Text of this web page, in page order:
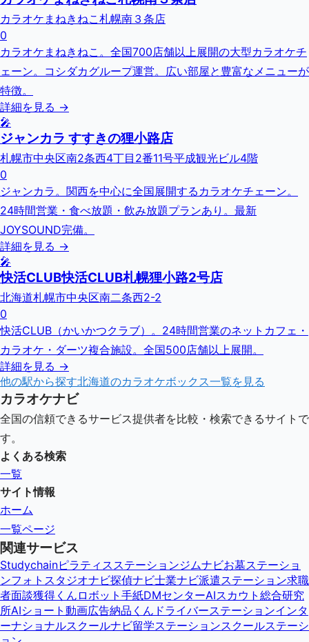
カラオケまねきねこ札幌南３条店
0
カラオケまねきねこ。全国700店舗以上展開の大型カラオケチ
ェーン。コシダカグループ運営。広い部屋と豊富なメニューが
特徴。
詳細を見る →
🎤
ジャンカラ すすきの狸小路店
札幌市中央区南2条西4丁目2番11号平成観光ビル4階
0
ジャンカラ。関西を中心に全国展開するカラオケチェーン。
24時間営業・食べ放題・飲み放題プランあり。最新
JOYSOUND完備。
詳細を見る →
🎤
快活CLUB快活CLUB札幌狸小路2号店
北海道札幌市中央区南二条西2-2
0
快活CLUB（かいかつクラブ）。24時間営業のネットカフェ・
カラオケ・ダーツ複合施設。全国500店舗以上展開。
詳細を見る →
他の駅から探す北海道のカラオケボックス一覧を見る
カラオケナビ
全国の信頼できるサービス提供者を比較・検索できるサイトで
す。
よくある検索
一覧
サイト情報
ホーム
一覧ページ
関連サービス
Studychainピラティスステーションジムナビお墓ステーショ
ンフォトスタジオナビ探偵ナビ士業ナビ派遣ステーション求職
者面談獲得くん ロボット手紙DMセンターAIスカウト総合研究
所AIショート動画広告納品くん ドライバーステーションインタ
ーナショナルスクールナビ留学ステーションスクールステーシ